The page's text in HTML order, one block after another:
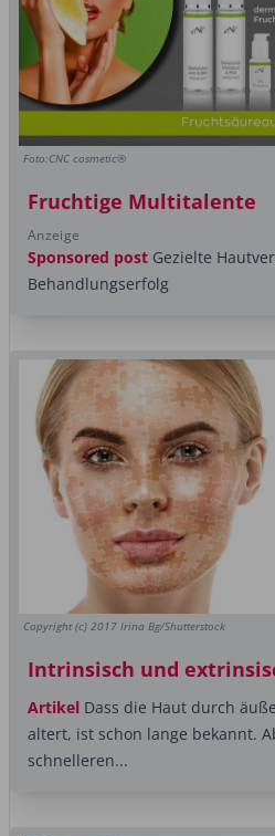
Foto:CNC cosmetic®
Fruchtige Multitalente
Anzeige
Sponsored post Gezielte
Behandlungserfolg
Copyright (c) 2017 Irina Bg/Shutterstock
Intrinsisch und
Artikel Dass die Haut durch
altert, ist schon lange bekannt.
schnelleren...